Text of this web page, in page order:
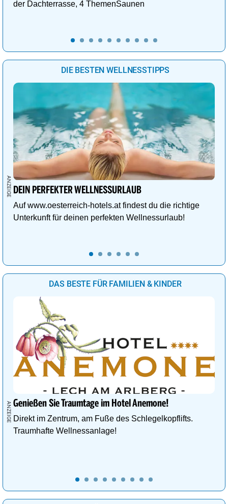
der Dachterrasse, 4 ThemenSaunen
DIE BESTEN WELLNESSTIPPS
DEIN PERFEKTER WELLNESSURLAUB
Auf www.oesterreich-hotels.at findest du die richtige
Unterkunft für deinen perfekten Wellnessurlaub!
DAS BESTE FÜR FAMILIEN & KINDER
Genießen Sie Traumtage im Hotel Anemone!
Direkt im Zentrum, am Fuße des Schlegelkopflifts.
Traumhafte Wellnessanlage!